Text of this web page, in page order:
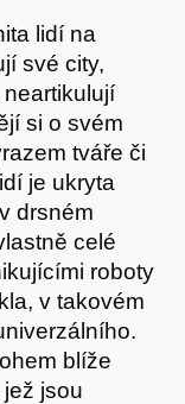
lidí na
své city,
si o svém
tváře či
je ukryta
drsném
celé
roboty
v takovém
blíže
jsou